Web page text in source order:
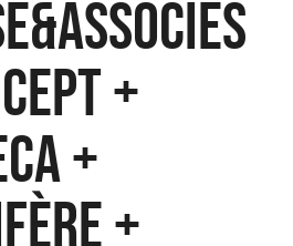
+
+
+